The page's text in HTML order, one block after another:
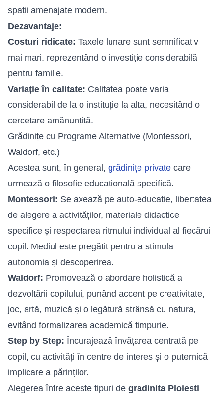
spații amenajate modern.
Dezavantaje:
Costuri ridicate: Taxele lunare sunt semnificativ
mai mari, reprezentând o investiție considerabilă
pentru familie.
Variație în calitate: Calitatea poate varia
considerabil de la o instituție la alta, necesitând o
cercetare amănunțită.
Grădinițe cu Programe Alternative (Montessori,
Waldorf, etc.)
Acestea sunt, în general, grădinițe private care
urmează o filosofie educațională specifică.
Montessori: Se axează pe auto-educație, libertatea
de alegere a activităților, materiale didactice
specifice și respectarea ritmului individual al fiecărui
copil. Mediul este pregătit pentru a stimula
autonomia și descoperirea.
Waldorf: Promovează o abordare holistică a
dezvoltării copilului, punând accent pe creativitate,
joc, artă, muzică și o legătură strânsă cu natura,
evitând formalizarea academică timpurie.
Step by Step: Încurajează învățarea centrată pe
copil, cu activități în centre de interes și o puternică
implicare a părinților.
Alegerea între aceste tipuri de gradinita Ploiesti